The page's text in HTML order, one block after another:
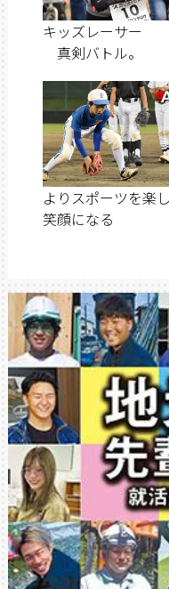
キッズレーサー
真剣バトル。
よりスポーツを楽し
笑顔になる